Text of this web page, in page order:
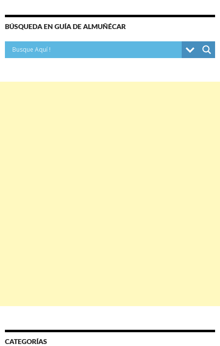
BÚSQUEDA EN GUÍA DE ALMUÑÉCAR
CATEGORÍAS